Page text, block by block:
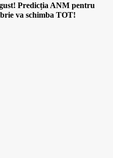
Predicția ANM pentru
va schimba TOT!